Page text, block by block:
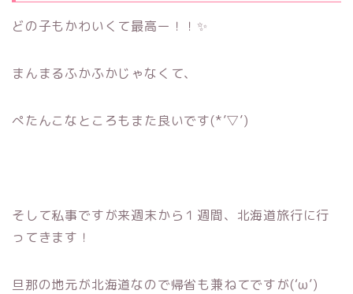
どの子もかわいくて最高ー！！✨
まんまるふかふかじゃなくて、
ぺたんこなところもまた良いです(*’▽’)
そして私事ですが来週末から１週間、北海道旅行に行
ってきます！
旦那の地元が北海道なので帰省も兼ねてですが(‘ω’)